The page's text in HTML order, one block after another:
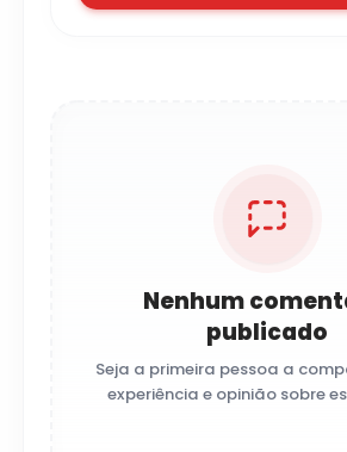
Nenhum
publicado
Seja a primeira pessoa a
experiência e opinião sobre